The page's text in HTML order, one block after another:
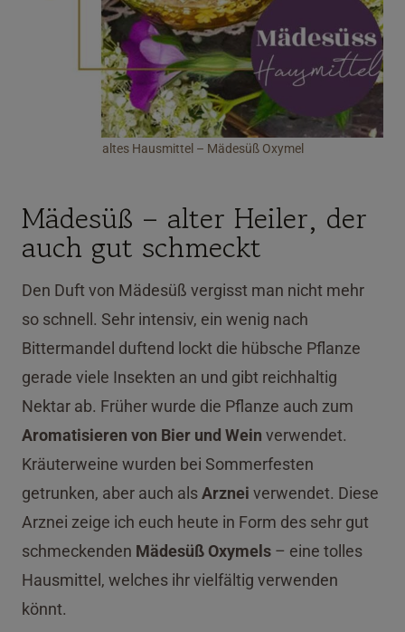
altes Hausmittel – Mädesüß Oxymel
Mädesüß – alter Heiler, der
auch gut schmeckt
Den Duft von Mädesüß vergisst man nicht mehr
so schnell. Sehr intensiv, ein wenig nach
Bittermandel duftend lockt die hübsche Pflanze
gerade viele Insekten an und gibt reichhaltig
Nektar ab. Früher wurde die Pflanze auch zum
Aromatisieren von Bier und Wein verwendet.
Kräuterweine wurden bei Sommerfesten
getrunken, aber auch alsArznei verwendet. Diese
Arznei zeige ich euch heute in Form des sehr gut
schmeckenden Mädesüß Oxymels – eine tolles
Hausmittel, welches ihr vielfältig verwenden
könnt.